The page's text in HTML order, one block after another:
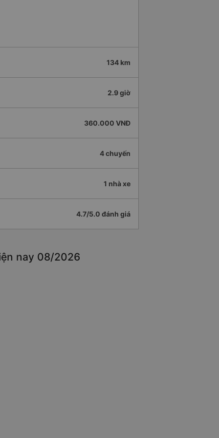
134 km
2.9 giờ
360.000 VNĐ
4 chuyến
1 nhà xe
4.7/5.0 đánh giá
nay 08/2026